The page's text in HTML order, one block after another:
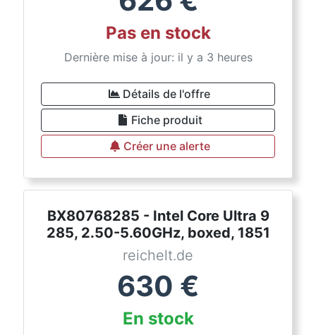
Pas en stock
Dernière mise à jour: il y a 3 heures
Détails de l'offre
Fiche produit
Créer une alerte
BX80768285 - Intel Core Ultra 9
285, 2.50-5.60GHz, boxed, 1851
reichelt.de
630 €
En stock